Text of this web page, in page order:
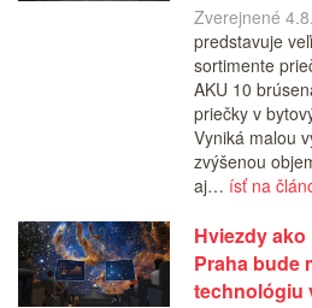
Zverejnené 4.8.
predstavuje
sortimente
AKU 10
priečky v
Vyniká malou
zvýšenou
aj… ísť na
Hviezdy
Praha bude
technológiu